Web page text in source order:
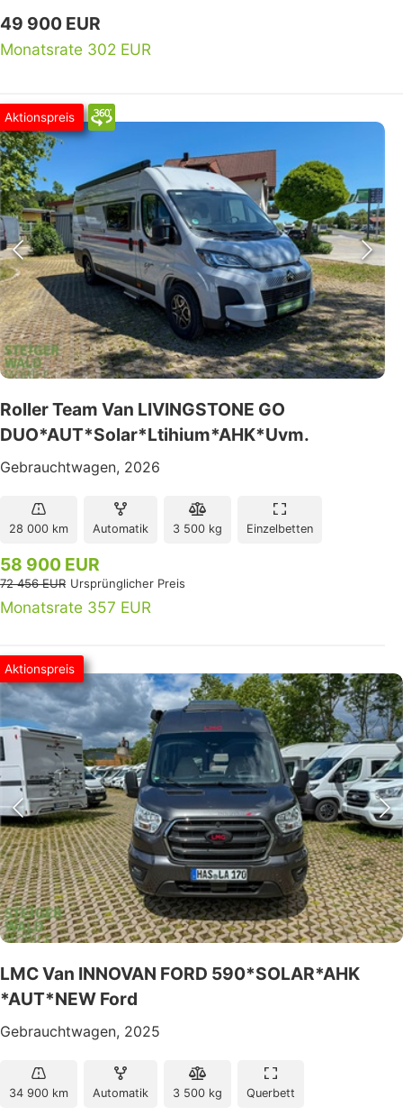
49 900 EUR
Monatsrate 302 EUR
Aktionspreis
Roller Team Van LIVINGSTONE GO
DUO*AUT*Solar*Ltihium*AHK*Uvm.
Gebrauchtwagen, 2026
28 000 km Automatik 3 500 kg Einzelbetten
58 900 EUR
72 456 EUR Ursprünglicher Preis
Monatsrate 357 EUR
Aktionspreis
LMC Van INNOVAN FORD 590*SOLAR*AHK
*AUT*NEW Ford
Gebrauchtwagen, 2025
34 900 km Automatik 3 500 kg Querbett